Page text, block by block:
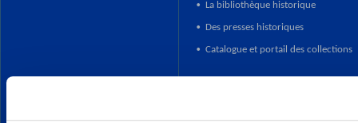
• La bibliothèque historique
• Des presses historiques
• Catalogue et portail des collections